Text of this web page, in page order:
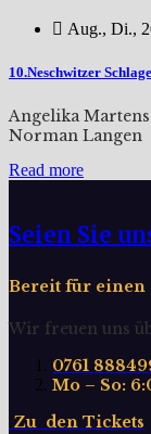
Aug., Di.,
10.Neschwitzer
Angelika
Norman Langen
Read more
Seien Sie
Bereit für einen
Wir freuen uns
0761
Mo – So:
Zu den Tickets